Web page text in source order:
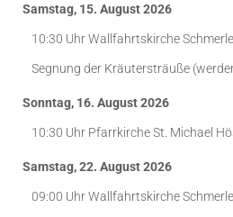
Samstag, 15. August 2026
10:30 UhrWallfahrtskirche
Segnung der Kräutersträuße
Sonntag, 16. August 2026
10:30 Uhr Pfarrkirche St. Michael
Samstag, 22. August 2026
09:00 UhrWallfahrtskirche